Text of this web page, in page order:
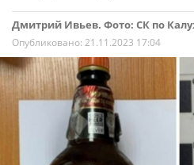
Дмитрий Ивьев. Фото: СК по
Опубликовано: 21.11.2023 17:04